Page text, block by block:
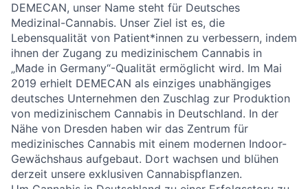
DEMECAN, unser Name steht für Deutsches
Medizinal-Cannabis. Unser Ziel ist es, die
Lebensqualität von Patient*innen zu verbessern, indem
ihnen der Zugang zu medizinischem Cannabis in
„Made in Germany“-Qualität ermöglicht wird. Im Mai
2019 erhielt DEMECAN als einziges unabhängiges
deutsches Unternehmen den Zuschlag zur Produktion
von medizinischem Cannabis in Deutschland. In der
Nähe von Dresden haben wir das Zentrum für
medizinisches Cannabis mit einem modernen Indoor-
Gewächshaus aufgebaut. Dort wachsen und blühen
derzeit unsere exklusiven Cannabispflanzen.